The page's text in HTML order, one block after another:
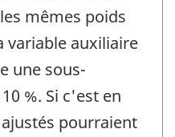
mêmes poids
variable auxiliaire
une sous-
%. Si c'est en
pourraient